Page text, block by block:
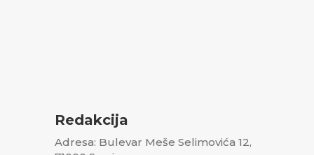
Redakcija
Adresa: Bulevar Meše Selimovića 12,